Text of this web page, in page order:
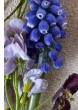
0
Warenkorb
Es befinden
Zurück zum